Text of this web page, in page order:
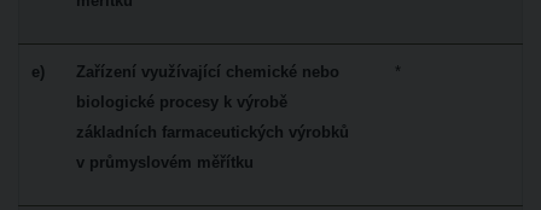
e)
Zařízení využívající chemické nebo
biologické procesy k výrobě
základních farmaceutických výrobků
v průmyslovém měřítku
*